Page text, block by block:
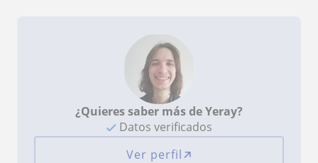
¿Quieres saber más de Yeray?
Datos verificados
Ver perfil